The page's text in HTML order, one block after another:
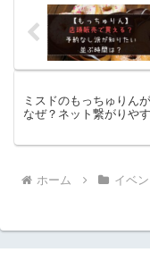
ミスドのもっちゅりん
なぜ？ネット繋がりや
ホーム イベン